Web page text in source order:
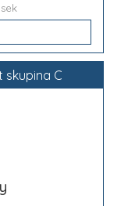
skupina C